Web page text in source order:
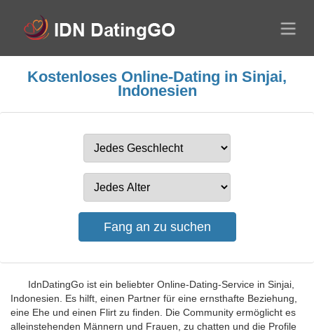
Kostenloses Online-Dating in Sinjai,
Indonesien
IdnDatingGo ist ein beliebter Online-Dating-Service in Sinjai,
Indonesien. Es hilft, einen Partner für eine ernsthafte Beziehung,
eine Ehe und einen Flirt zu finden. Die Community ermöglicht es
alleinstehenden Männern und Frauen, zu chatten und die Profile